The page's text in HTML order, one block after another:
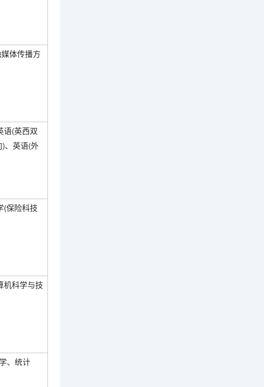
体传播方
语(英西双
、英语(外
(保险科技
机科学与技
、统计